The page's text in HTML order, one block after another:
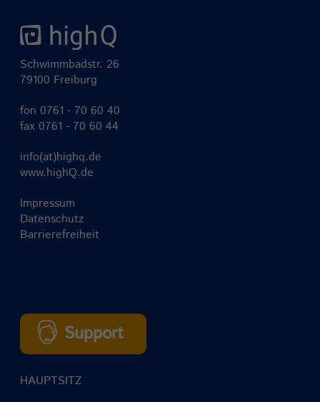
Schwimmbadstr. 26
79100 Freiburg
fon0761 - 70 60 40
fax 0761 - 70 60 44
info(at)highq.de
www.highQ.de
Impressum
Datenschutz
Barrierefreiheit
Support
HAUPTSITZ